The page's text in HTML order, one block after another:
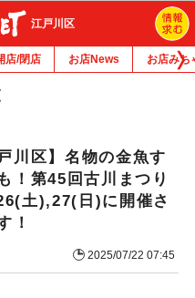
江戸川区
店/閉店 お店News お店みち
戸川区】名物の金魚す
！第45回古川まつり
土),27(日)に開催さ
！
2025/07/22 07:45